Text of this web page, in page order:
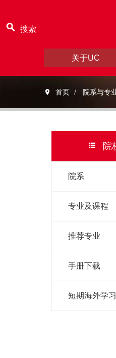
搜索
关于UC
首页 院系与专
院
院系
专业及课程
推荐专业
手册下载
短期海外学习